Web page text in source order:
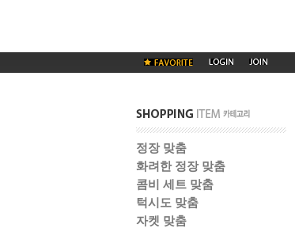
정장 맞춤
화려한 정장 맞춤
콤비 세트 맞춤
턱시도 맞춤
자켓 맞춤